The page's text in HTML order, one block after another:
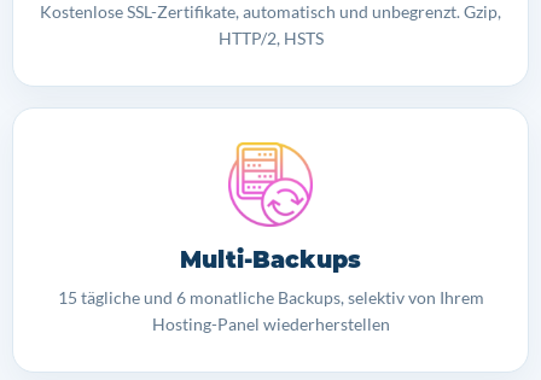
Kostenlose SSL-Zertifikate, automatisch und unbegrenzt. Gzip,
HTTP/2, HSTS
Multi-Backups
15 tägliche und 6 monatliche Backups, selektiv von Ihrem
Hosting-Panel wiederherstellen